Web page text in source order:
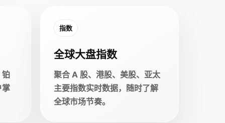
铂
掌
指数
全球大盘指数
聚合 A 股、港股、美股、亚太
主要指数实时数据，随时了解
全球市场节奏。